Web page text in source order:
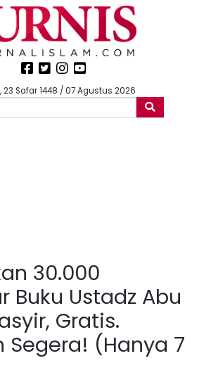
23 Safar 1448 / 07 Agustus 2026
30.000
Buku Ustadz Abu
Gratis.
Segera! (Hanya 7